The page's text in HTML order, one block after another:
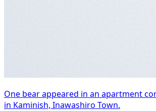
One bear appeared in an apartment
in Kaminish, Inawashiro Town.